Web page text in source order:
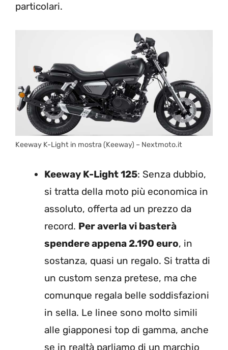
particolari.
Keeway K-Light in mostra (Keeway) – Nextmoto.it
Keeway K-Light 125: Senza dubbio,
si tratta della moto più economica in
assoluto, offerta ad un prezzo da
record. Per averla vi basterà
spendere appena 2.190 euro, in
sostanza, quasi un regalo. Si tratta di
un custom senza pretese, ma che
comunque regala belle soddisfazioni
in sella. Le linee sono molto simili
alle giapponesi top di gamma, anche
se in realtà parliamo di un marchio